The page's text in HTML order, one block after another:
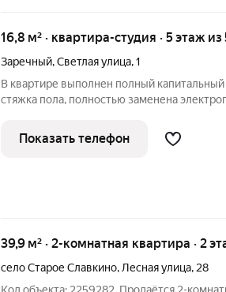
16,8 м² · квартира-студия · 5 этаж из
Заречный,Светлая улица,1
В квартире выполнен полный
стяжка пола, полностью заменена
Напольное покрытие ламинат, в зоне прихожей уложен
керамогранит. Натяжные
Показать телефон
39,9 м² · 2-комнатная квартира · 2
село Старое Славкино, Лесная улица, 28